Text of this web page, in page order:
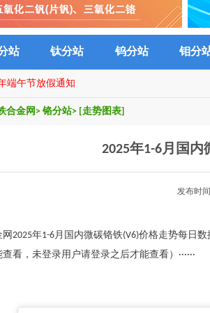
站 钛分站 钨分站 钼分
端午节放假通知
合金网 > 铬分站> [走势图表]
2025年1-6月国内
发布时
2025年1-6月国内微碳铬铁(V6)价格走势每日
看，未登录用户请登录之后才能查看）······